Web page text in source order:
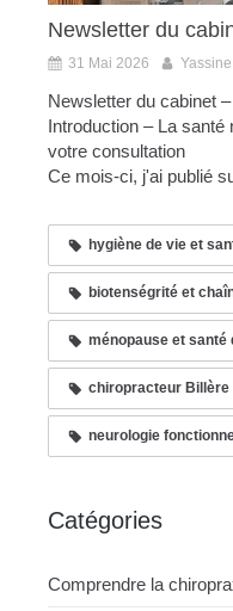
Newsletter du
31 Mai 2026
Newsletter du cabinet
Introduction – La santé
votre consultation
Ce mois-ci, j'ai publié
hygiène de vie et
biotenségrité et
ménopause et santé
chiropracteur Billère
neurologie
Catégories
Comprendre la